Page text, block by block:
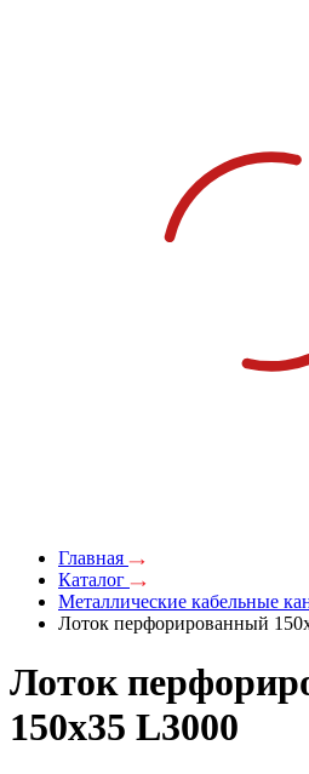
Главная
Каталог
Металлические кабельные
Лоток перфорированный
Лоток
150х35 L3000